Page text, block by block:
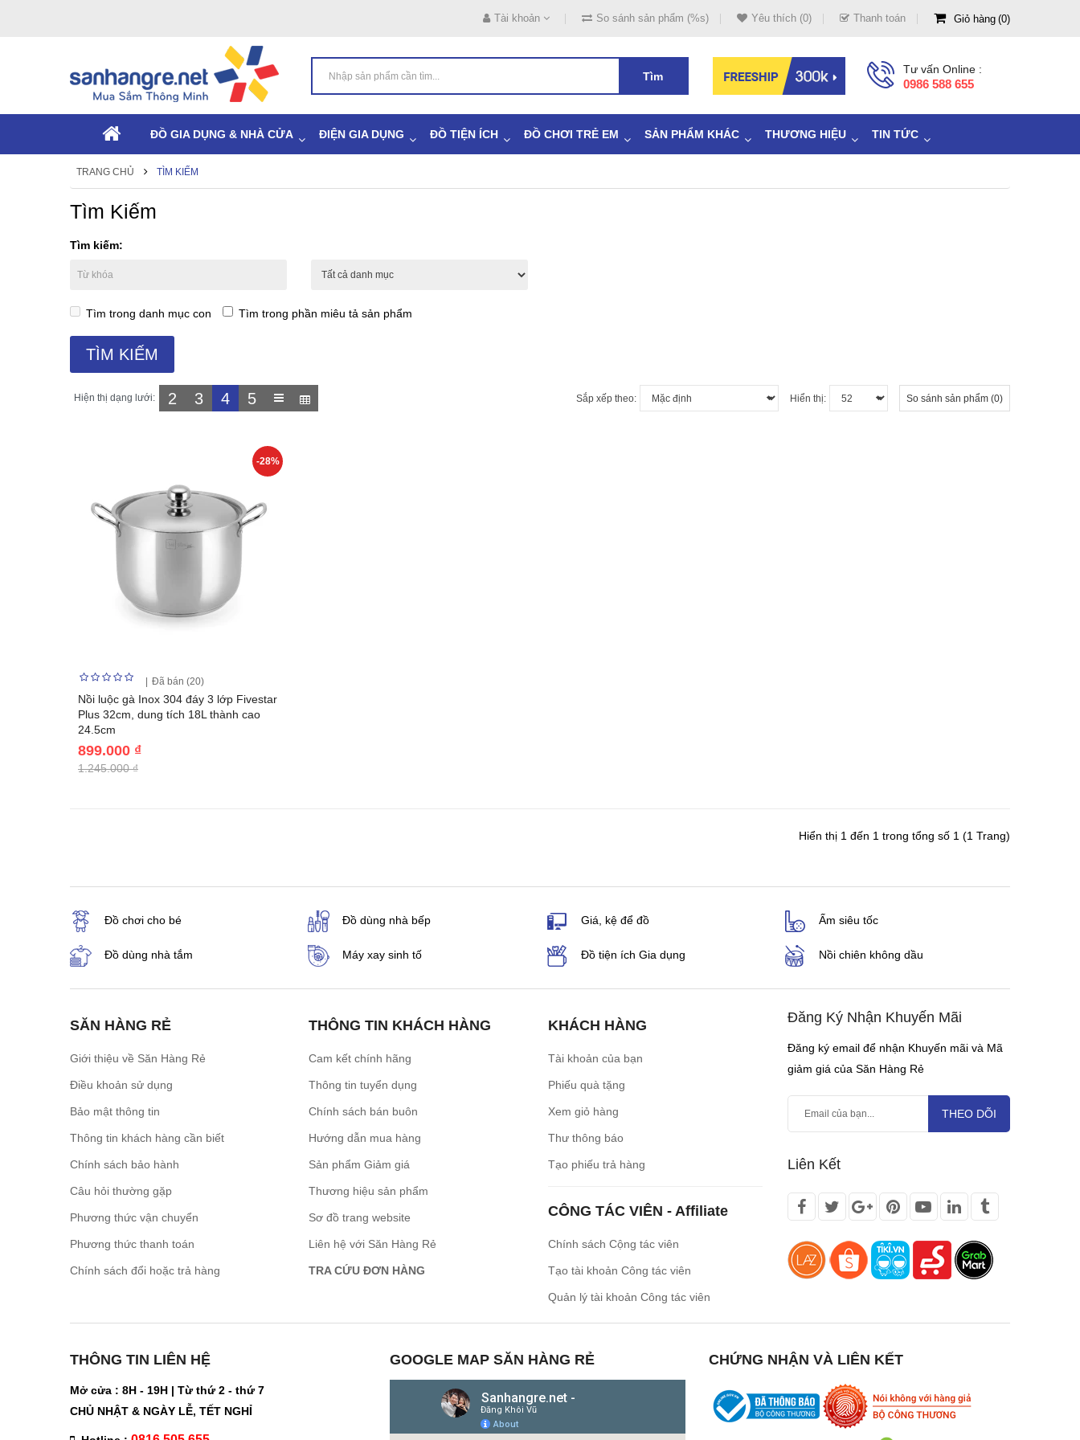
Tài khoản So sánh sản phẩm (%s) Yêu thích (0) Thanh toán Giỏ hàng 0
Tìm
Tư vấn Online :
0986 588 655
ĐỒ GIA DỤNG & NHÀ CỬA ĐIỆN GIA DỤNG ĐỒ TIỆN ÍCH ĐỒ CHƠI TRẺ EM SẢN PHẨM KHÁC THƯƠNG HIỆU TIN TỨC
TRANG CHỦ TÌM KIẾM
Tìm Kiếm
Tìm kiếm:
Tìm trong danh mục con Tìm trong phần miêu tả sản phẩm
Hiện thị dạng lưới: 2 3 4 5 Sắp xếp theo: Hiển thị: So sánh sản phẩm (0)
-28%
Đã bán (20)
Nồi luộc gà Inox 304 đáy 3 lớp Fivestar
Plus 32cm, dung tích 18L thành cao
24.5cm
899.000 ₫
1.245.000 ₫
Hiển thị 1 đến 1 trong tổng số 1 (1 Trang)
Đồ chơi cho bé
Đồ dùng nhà tắm
Đồ dùng nhà bếp
Máy xay sinh tố
Giá, kệ để đồ
Đồ tiện ích Gia dụng
Ấm siêu tốc
Nồi chiên không dầu
SĂN HÀNG RẺ
Giới thiệu về Săn Hàng Rẻ
Điều khoản sử dụng
Bảo mật thông tin
Thông tin khách hàng cần biết
Chính sách bảo hành
Câu hỏi thường gặp
Phương thức vận chuyển
Phương thức thanh toán
Chính sách đổi hoặc trả hàng
THÔNG TIN KHÁCH HÀNG
Cam kết chính hãng
Thông tin tuyển dụng
Chính sách bán buôn
Hướng dẫn mua hàng
Sản phẩm Giảm giá
Thương hiệu sản phẩm
Sơ đồ trang website
Liên hệ với Săn Hàng Rẻ
TRA CỨU ĐƠN HÀNG
KHÁCH HÀNG
Tài khoản của bạn
Phiếu quà tặng
Xem giỏ hàng
Thư thông báo
Tạo phiếu trả hàng
CÔNG TÁC VIÊN - Affiliate
Chính sách Cộng tác viên
Tạo tài khoản Công tác viên
Quản lý tài khoản Công tác viên
Đăng Ký Nhận Khuyến Mãi
Đăng ký email để nhận Khuyến mãi và Mã
giảm giá của Săn Hàng Rẻ
THEO DÕI
Liên Kết
THÔNG TIN LIÊN HỆ
Mở cửa : 8H - 19H | Từ thứ 2 - thứ 7
CHỦ NHẬT & NGÀY LỄ, TẾT NGHỈ
GOOGLE MAP SĂN HÀNG RẺ CHỨNG NHẬN VÀ LIÊN KẾT